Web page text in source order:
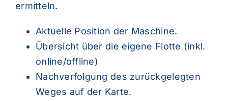
ermitteln.
Aktuelle Position der Maschine.
Übersicht über die eigene Flotte (inkl.
online/offline)
Nachverfolgung des zurückgelegten
Weges auf der Karte.